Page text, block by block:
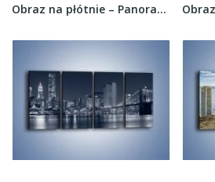
Obraz na płótnie – Panorama Nowego Yorku w...